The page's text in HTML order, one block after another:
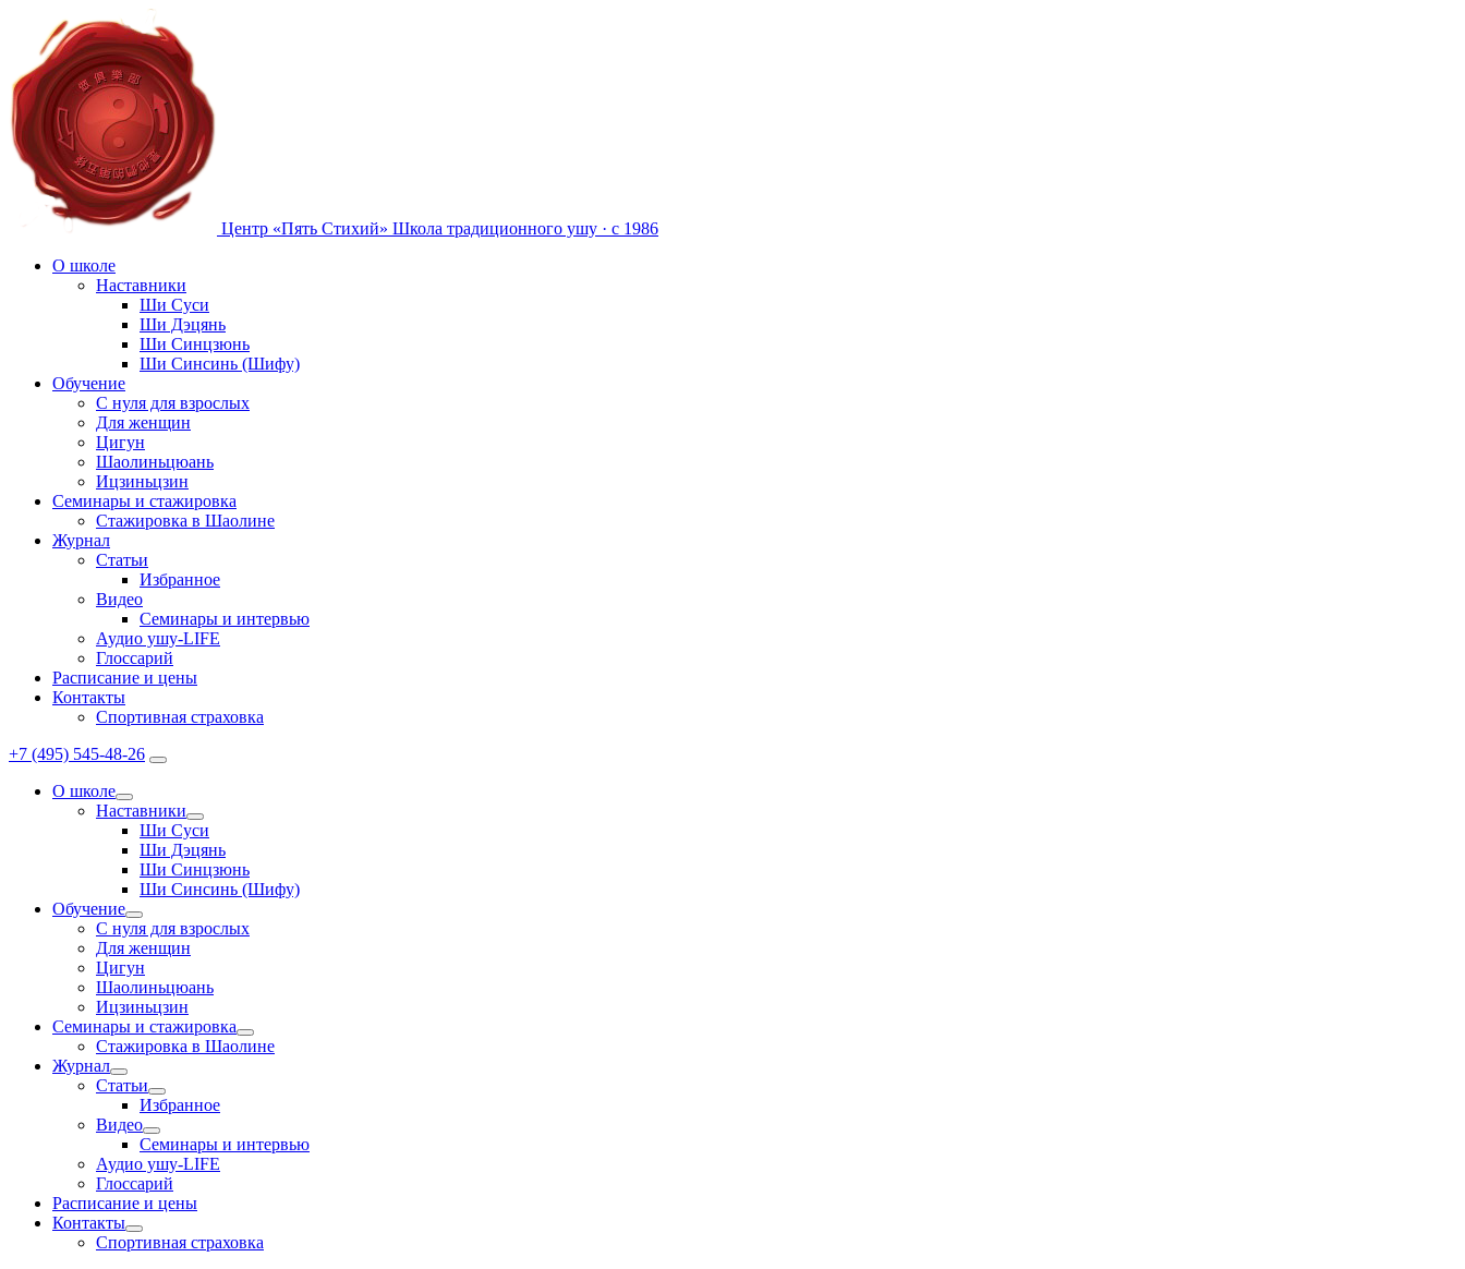
Центр «Пять Стихий» Школа традиционного ушу · с 1986
О школе
Наставники
Ши Суси
Ши Дэцянь
Ши Синцзюнь
Ши Синсинь (Шифу)
Обучение
С нуля для взрослых
Для женщин
Цигун
Шаолиньцюань
Ицзиньцзин
Семинары и стажировка
Стажировка в Шаолине
Журнал
Статьи
Избранное
Видео
Семинары и интервью
Аудио ушу-LIFE
Глоссарий
Расписание и цены
Контакты
Спортивная страховка
+7 (495) 545-48-26
О школе
Наставники
Ши Суси
Ши Дэцянь
Ши Синцзюнь
Ши Синсинь (Шифу)
Обучение
С нуля для взрослых
Для женщин
Цигун
Шаолиньцюань
Ицзиньцзин
Семинары и стажировка
Стажировка в Шаолине
Журнал
Статьи
Избранное
Видео
Семинары и интервью
Аудио ушу-LIFE
Глоссарий
Расписание и цены
Контакты
Спортивная страховка